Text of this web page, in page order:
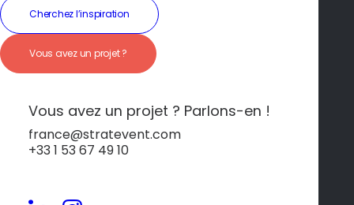
Cherchez l’inspiration
Vous avez un projet ?
Vous avez un projet ? Parlons-en !
france@stratevent.com
+33 1 53 67 49 10
Sérénité industrielle
au fil du fleuve